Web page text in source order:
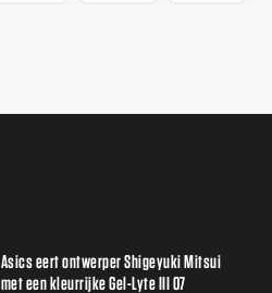
Asics eert ontwerper Shigeyuki Mitsui
met een kleurrijke Gel-Lyte III 07